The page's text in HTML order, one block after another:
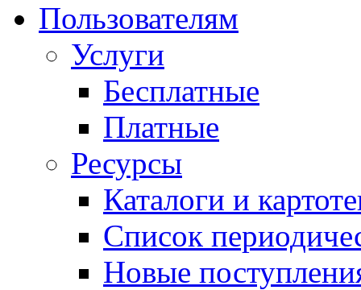
Пользователям
Услуги
Бесплатные
Платные
Ресурсы
Каталоги и
Список
Новые